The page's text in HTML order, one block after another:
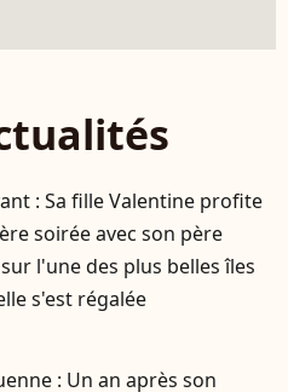
: Sa fille Valentine profite
soirée avec son père
l'une des plus belles îles
s'est régalée
: Un an après son